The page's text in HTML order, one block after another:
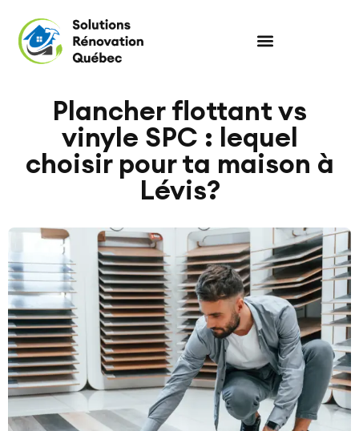
Plancher flottant vs
vinyle SPC : lequel
choisir pour ta maison à
Lévis?